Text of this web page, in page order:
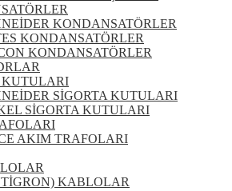
KONDANSATÖRLER
KONDANSATÖRLER
KONDANSATÖRLER
KUTULARI
SİGORTA KUTULARI
SİGORTA KUTULARI
AKIM TRAFOLARI
KABLOLAR